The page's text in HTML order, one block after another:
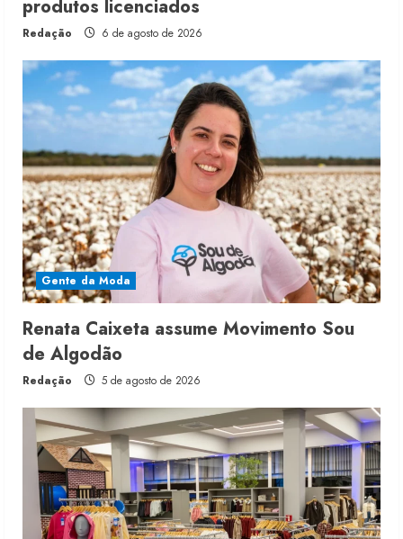
produtos licenciados
Redação 6 de agosto de 2026
Gente da Moda
Renata Caixeta assume Movimento Sou
de Algodão
Redação 5 de agosto de 2026